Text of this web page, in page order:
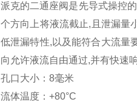
派克的二通座阀是先导式操控
个方向上将液流截止,且泄漏量
低泄漏特性,以及能符合大流量
向允许液流自由通过,并有快速
孔口大小： 8毫米
流体温度： +80°C